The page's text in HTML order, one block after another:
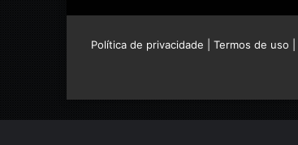
Política de privacidade Termos de uso